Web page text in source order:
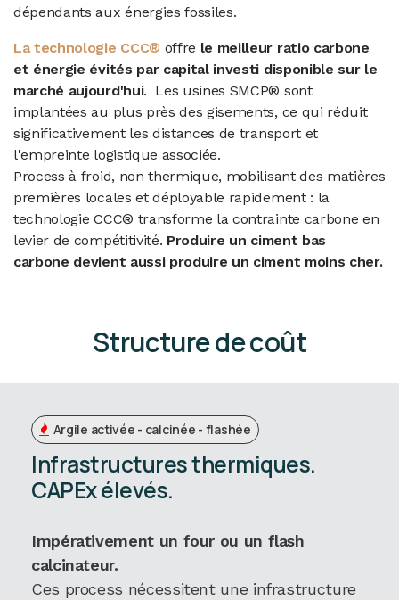
dépendants aux énergies fossiles.
La technologie CCC® offre le meilleur ratio carbone
et énergie évités par capital investi disponible sur le
marché aujourd'hui. Les usines SMCP® sont
implantées au plus près des gisements, ce qui réduit
significativement les distances de transport et
l'empreinte logistique associée.
Process à froid, non thermique, mobilisant des matières
premières locales et déployable rapidement : la
technologie CCC® transforme la contrainte carbone en
levier de compétitivité. Produire un ciment bas
carbone devient aussi produire un ciment moins cher.
Structure de coût
Argile activée - calcinée - flashée
Infrastructures thermiques.
CAPEx élevés.
Impérativement un four ou un flash
calcinateur.
Ces process nécessitent une infrastructure